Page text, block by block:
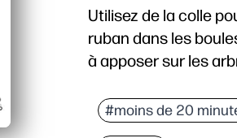
Utilisez de la colle
ruban dans les
à apposer sur les
#moins de 20